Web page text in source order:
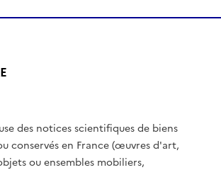
des notices scientifiques de biens
conservés en France (œuvres d'art,
ou ensembles mobiliers,